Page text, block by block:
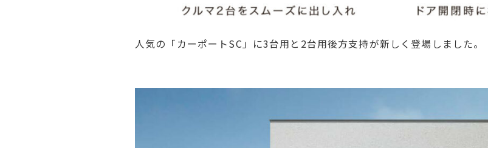
人気の「カーポートSC」に3台用と2台用後方支持が新しく登場しました。